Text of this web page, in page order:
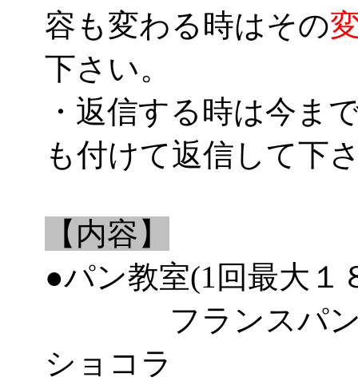
容も変わる時はその
下さい。
・返信する時は今ま
も付けて返信して下
【内容】
●パン教室(1回最大１
フランスパン、
ショコラ